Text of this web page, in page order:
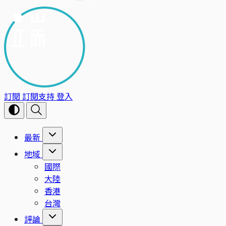
訂閱 訂閱支持登入
最新
地域
國際
大陸
香港
台灣
評論